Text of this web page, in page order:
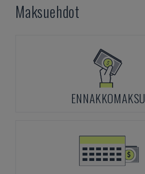
Maksuehdot
ENNAKKOMAKSU